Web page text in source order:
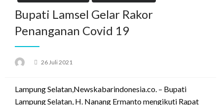
Bupati Lamsel Gelar Rakor
Penanganan Covid 19
Posted
26 Juli 2021
Lampung Selatan,Newskabarindonesia.co. – Bupati
Lampung Selatan, H. Nanang Ermanto mengikuti Rapat